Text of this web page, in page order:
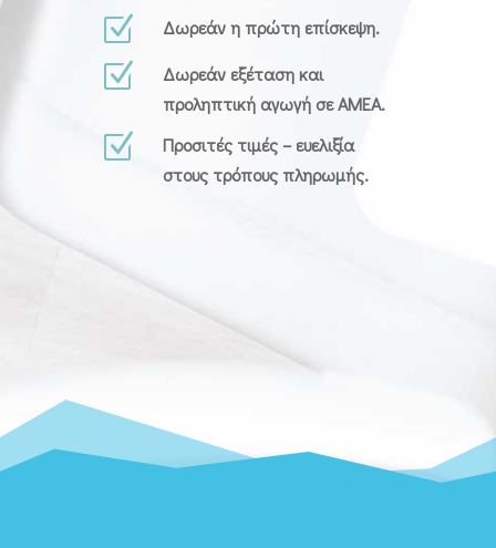
Z Δωρεάν η πρώτη επίσκεψη.
Z
Δωρεάν εξέταση και
προληπτική αγωγή σε ΑΜΕΑ.
Z
Προσιτές τιμές – ευελιξία
στους τρόπους πληρωμής.